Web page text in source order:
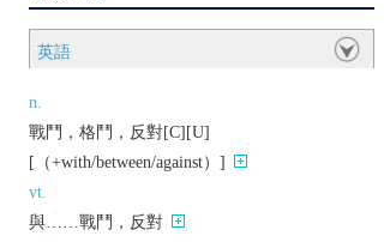
英語
n.
戰鬥，格鬥，反對[C][U]
[（+with/between/against）]
vt.
與……戰鬥，反對